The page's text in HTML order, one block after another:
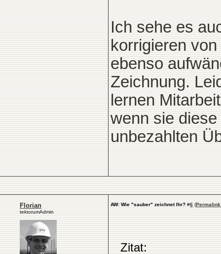
Ich sehe es
korrigieren
ebenso
Zeichnung.
lernen
wenn sie diese
unbezahlten
Florian
tektorumAdmin
AW: Wie "sauber" zeichnet Ihr? #6 (Permalink
Zitat: